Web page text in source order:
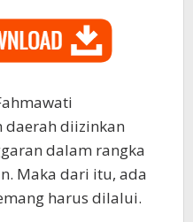
daerah diizinkan
dalam rangka
Maka dari itu, ada
harus dilalui.